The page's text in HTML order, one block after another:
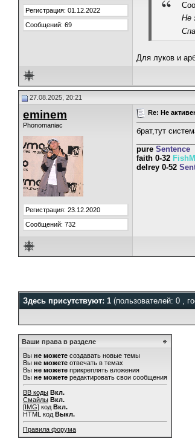
Регистрация: 01.12.2022
Сообщений: 69
Не
Для луков и
27.08.2025, 20:21
eminem
Phonomaniac
Регистрация: 23.12.2020
Сообщений: 732
Re: Не
брат,тут
pure Sentence
faith 0-32
delrey 0-52
Здесь присутствуют: 1 (пользователей: 0 ,
Ваши права в разделе
Вы не можете создавать новые темы
Вы не можете отвечать в темах
Вы не можете прикреплять вложения
Вы не можете редактировать свои сообщения
BB коды Вкл.
Смайлы Вкл.
[IMG] код Вкл.
HTML код Выкл.
Правила форума